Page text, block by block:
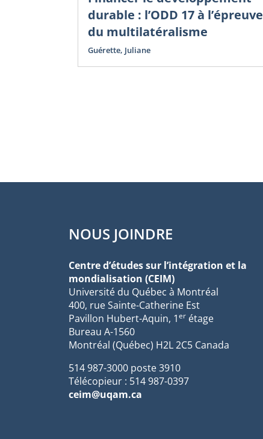
durable : l’ODD 17 à l’épreuve
du multilatéralisme
Guérette, Juliane
NOUS JOINDRE
Centre d’études sur l’intégration et la
mondialisation (CEIM)
Université du Québec à Montréal
400, rue Sainte-Catherine Est
Pavillon Hubert-Aquin, 1er étage
Bureau A-1560
Montréal (Québec) H2L 2C5 Canada
514 987-3000 poste 3910
Télécopieur : 514 987-0397
ceim@uqam.ca